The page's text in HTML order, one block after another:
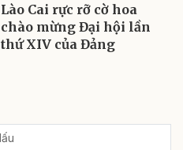
Lào Cai rực rỡ cờ hoa
chào mừng Đại hội lần
thứ XIV của Đảng